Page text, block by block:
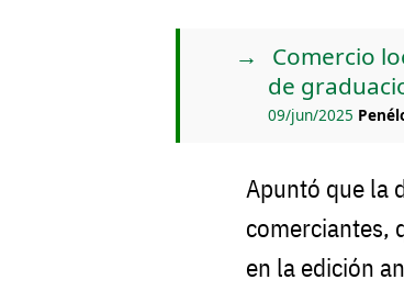
Comercio
de
09/jun/2025
Apuntó que la
comerciantes,
en la edición